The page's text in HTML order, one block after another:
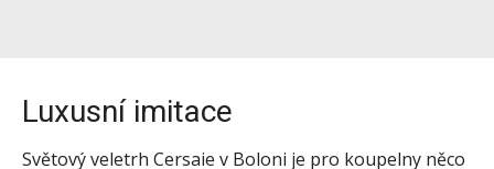
Luxusní imitace
Světový veletrh Cersaie v Boloni je pro koupelny něco